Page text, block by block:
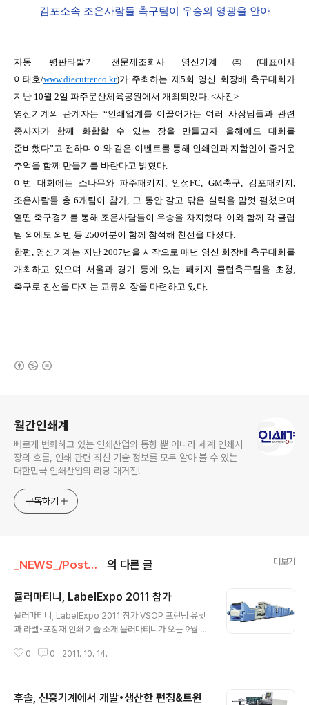
김포소속 조은사람들 축구팀이 우승의 영광을 안아
자동 평판타발기 전문제조회사 영신기계㈜ (대표이사
이태호/www.diecutter.co.kr)가 주최하는 제5회 영신 회장배 축구대회가
지난 10월 2일 파주문산체육공원에서 개최되었다. <사진>
영신기계의 관계자는 “인쇄업계를 이끌어가는 여러 사장님들과 관련
종사자가 함께 화합할 수 있는 장을 만들고자 올해에도 대회를
준비했다”고 전하며 이와 같은 이벤트를 통해 인쇄인과 지함인이 즐거운
추억을 함께 만들기를 바란다고 밝혔다.
이번 대회에는 소나무와 파주패키지 , 인성FC, GM축구, 김포패키지,
조은사람들 총 6개팀이 참가, 그 동안 갈고 닦은 실력을 맘껏 펼쳤으며
열띤 축구경기를 통해 조은사람들이 우승을 차지했다. 이와 함께 각 클럽
팀 외에도 외빈 등 250여분이 함께 참석해 친선을 다졌다.
한편, 영신기계는 지난2007년을 시작으로 매년 영신 회장배 축구대회를
개최하고 있으며 서울과 경기 등에 있는 패키지 클럽축구팀을 초청,
축구로 친선을 다지는 교류의 장을 마련하고 있다.
월간인쇄계
빠르게 변화하고 있는 인쇄산업의 동향 뿐 아니라 세계 인쇄시
장의 흐름, 인쇄 관련 최신 기술 정보를 모두 알아 볼 수 있는
대한민국 인쇄산업의 리딩 매거진!
구독하기
_NEWS_/PostPress 의 다른 글 더보기
뮬러마티니, LabelExpo 2011 참가
뮬러마티니, LabelExpo 2011 참가 VSOP 프린팅 유닛
과 라벨•포장재 인쇄 기술 소개 뮬러마티니가 오는 9월 2
elExpo2011에 참가, VSOP 프린팅 유닛을 소개할 계획
린팅은 다양한 소재에 인쇄할 수 있는 맞춤형 인쇄장비로
0 0 2011. 10. 14.
후솔, 신흥기계에서 개발•생산한 펀칭&트윈